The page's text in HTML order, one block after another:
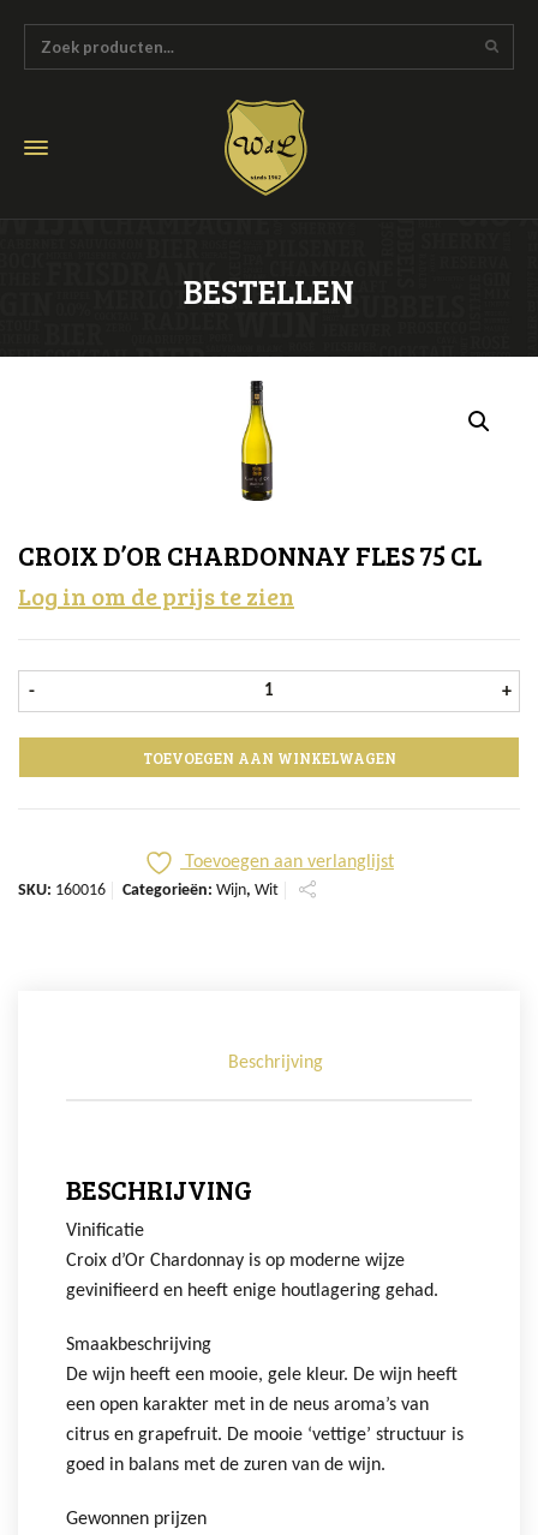
BESTELLEN
CROIX D’OR CHARDONNAY FLES 75 CL
Log in om de prijs te zien
- Croix d'Or Chardonnay fles 75 cl
+
TOEVOEGEN AAN WINKELWAGEN
Toevoegen aan verlanglijst
SKU: 160016 Categorieën: Wijn, Wit
Beschrijving
BESCHRIJVING
Vinificatie
Croix d’Or Chardonnay is op moderne wijze
gevinifieerd en heeft enige houtlagering gehad.
Smaakbeschrijving
De wijn heeft een mooie, gele kleur. De wijn heeft
een open karakter met in de neus aroma’s van
citrus en grapefruit. De mooie ‘vettige’ structuur is
goed in balans met de zuren van de wijn.
Gewonnen prijzen